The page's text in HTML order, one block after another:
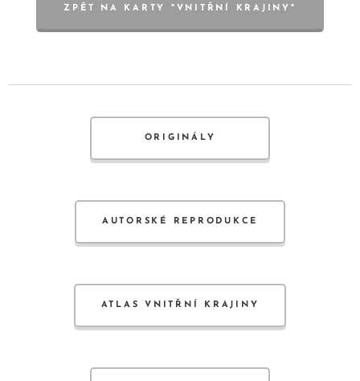
ZPĚT NA KARTY "VNITŘNÍ KRAJINY"
ORIGINÁLY
AUTORSKÉ REPRODUKCE
ATLAS VNITŘNÍ KRAJINY